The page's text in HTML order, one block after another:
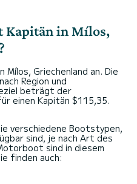
Kapitän in Mílos,
Griechenland an. Die
Region und
beträgt der
einen Kapitän $115,35.
verschiedene Bootstypen,
sind, je nach Art des
sind in diesem
finden auch: